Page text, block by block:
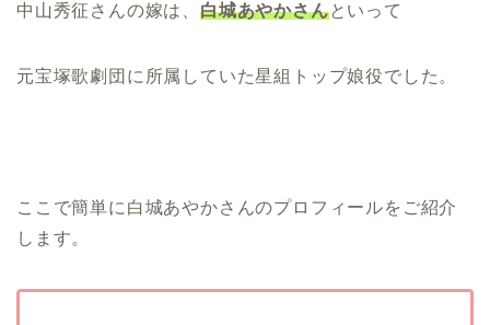
中山秀征さんの嫁は、 白城あやかさんといって
元宝塚歌劇団に所属していた星組トップ娘役でした。
ここで簡単に白城あやかさんのプロフィールをご紹介
します。